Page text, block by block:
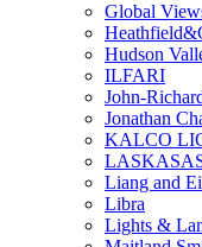
Global
Hudson
ILFARI
John-
Jonathan
KALCO
Liang and
Libra
Lights &